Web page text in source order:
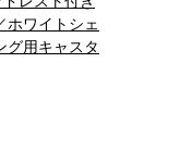
ホワイトシェ
グ用キャスタ